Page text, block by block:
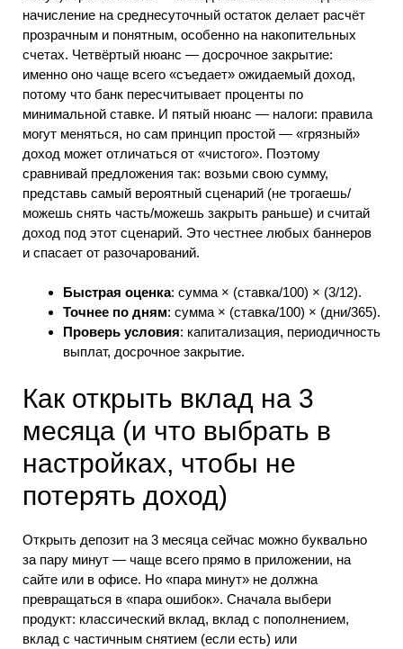
начисление на среднесуточный остаток делает расчёт
прозрачным и понятным, особенно на накопительных
счетах. Четвёртый нюанс — досрочное закрытие:
именно оно чаще всего «съедает» ожидаемый доход,
потому что банк пересчитывает проценты по
минимальной ставке. И пятый нюанс — налоги: правила
могут меняться, но сам принцип простой — «грязный»
доход может отличаться от «чистого». Поэтому
сравнивай предложения так: возьми свою сумму,
представь самый вероятный сценарий (не трогаешь/
можешь снять часть/можешь закрыть раньше) и считай
доход под этот сценарий. Это честнее любых баннеров
и спасает от разочарований.
Быстрая оценка: сумма × (ставка/100) × (3/12).
Точнее по дням: сумма × (ставка/100) × (дни/365).
Проверь условия: капитализация, периодичность
выплат, досрочное закрытие.
Как открыть вклад на 3
месяца (и что выбрать в
настройках, чтобы не
потерять доход)
Открыть депозит на 3 месяца сейчас можно буквально
за пару минут — чаще всего прямо в приложении, на
сайте или в офисе. Но «пара минут» не должна
превращаться в «пара ошибок». Сначала выбери
продукт: классический вклад, вклад с пополнением,
вклад с частичным снятием (если есть) или